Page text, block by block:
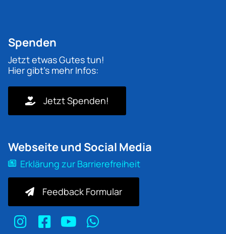
Spenden
Jetzt etwas Gutes tun!
Hier gibt's mehr Infos:
Jetzt Spenden!
Webseite und Social Media
Erklärung zur Barrierefreiheit
Feedback Formular